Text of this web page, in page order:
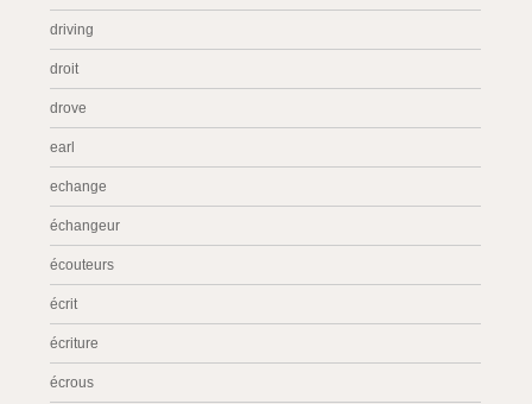
driving
droit
drove
earl
echange
échangeur
écouteurs
écrit
écriture
écrous